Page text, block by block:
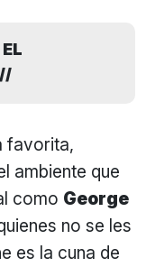
favorita,
ambiente que
como George
no se les
es la cuna de